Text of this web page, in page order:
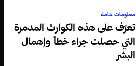
معلومات عامة
تعرّف على هذه الكوارث المدمرة
التي حصلت جراء خطأ وإهمال
البشر